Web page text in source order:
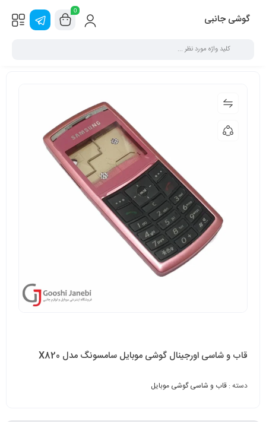
گوشی جانبی
0
قاب و شاسی اورجینال گوشی موبایل سامسونگ مدل X820
دسته : قاب و شاسی گوشی موبایل